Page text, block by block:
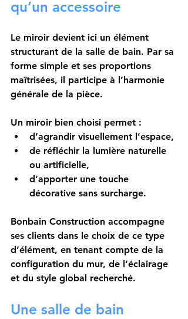
qu’un accessoire
Le miroir devient ici un élément
structurant de la salle de bain. Par sa
forme simple et ses proportions
maîtrisées, il participe à l’harmonie
générale de la pièce.
Un miroir bien choisi permet :
d’agrandir visuellement l’espace,
de réfléchir la lumière naturelle
ou artificielle,
d’apporter une touche
décorative sans surcharge.
Bonbain Construction accompagne
ses clients dans le choix de ce type
d’élément, en tenant compte de la
configuration du mur, de l’éclairage
et du style global recherché.
Une salle de bain